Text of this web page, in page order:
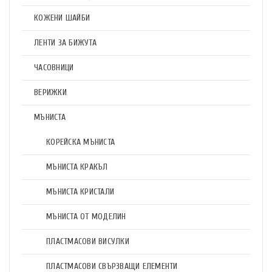
КОЖЕНИ ШАЙБИ
ЛЕНТИ ЗА БИЖУТА
ЧАСОВНИЦИ
ВЕРИЖКИ
МЪНИСТА
КОРЕЙСКА МЪНИСТА
МЪНИСТА КРАКЪЛ
МЪНИСТА КРИСТАЛИ
МЪНИСТА ОТ МОДЕЛИН
ПЛАСТМАСОВИ ВИСУЛКИ
ПЛАСТМАСОВИ СВЪРЗВАЩИ ЕЛЕМЕНТИ